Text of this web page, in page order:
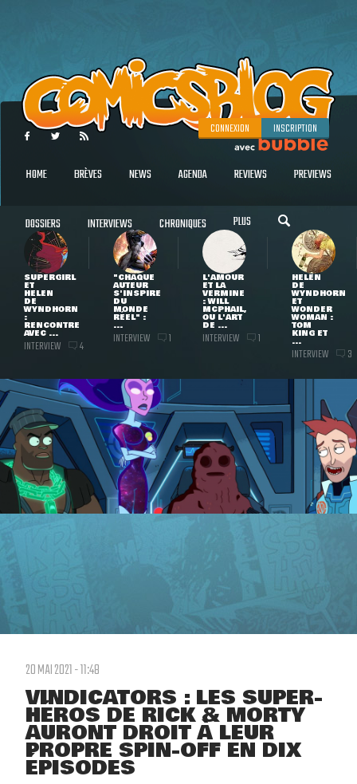
CONNEXION INSCRIPTION
HOME BRÈVES NEWS AGENDA REVIEWS PREVIEWS
DOSSIERS INTERVIEWS CHRONIQUES PLUS
SUPERGIRL
ET
HELEN
DE
WYNDHORN
:
RENCONTRE
AVEC ...
INTERVIEW 4
"CHAQUE
AUTEUR
S'INSPIRE
DU
MONDE
RÉEL" :
...
INTERVIEW 1
L'AMOUR
ET LA
VERMINE
: WILL
MCPHAIL,
OU L'ART
DE ...
INTERVIEW 1
HELEN
DE
WYNDHORN
ET
WONDER
WOMAN :
TOM
KING ET
...
INTERVIEW 3
20 MAI 2021 - 11:48
VINDICATORS : LES SUPER-
HÉROS DE RICK & MORTY
AURONT DROIT À LEUR
PROPRE SPIN-OFF EN DIX
ÉPISODES